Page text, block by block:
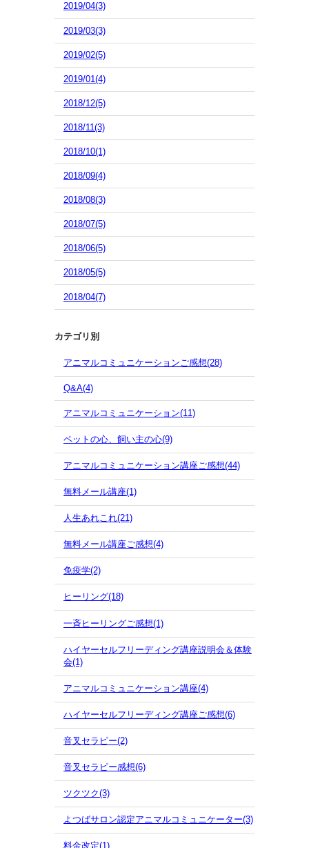
2019/04(3)
2019/03(3)
2019/02(5)
2019/01(4)
2018/12(5)
2018/11(3)
2018/10(1)
2018/09(4)
2018/08(3)
2018/07(5)
2018/06(5)
2018/05(5)
2018/04(7)
カテゴリ別
アニマルコミュニケーションご感想(28)
Q&A(4)
アニマルコミュニケーション(11)
ペットの心、飼い主の心(9)
アニマルコミュニケーション講座ご感想(44)
無料メール講座(1)
人生あれこれ(21)
無料メール講座ご感想(4)
免疫学(2)
ヒーリング(18)
一斉ヒーリングご感想(1)
ハイヤーセルフリーディング講座説明会＆体験
会(1)
アニマルコミュニケーション講座(4)
ハイヤーセルフリーディング講座ご感想(6)
音叉セラピー(2)
音叉セラピー感想(6)
ツクツク(3)
よつばサロン認定アニマルコミュニケーター(3)
料金改定(1)